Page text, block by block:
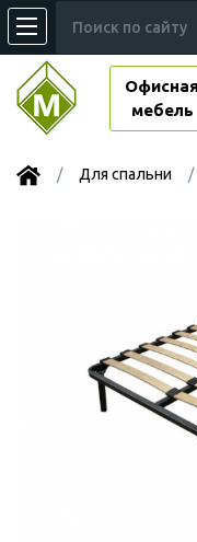
Офисная
мебель
Для спальни